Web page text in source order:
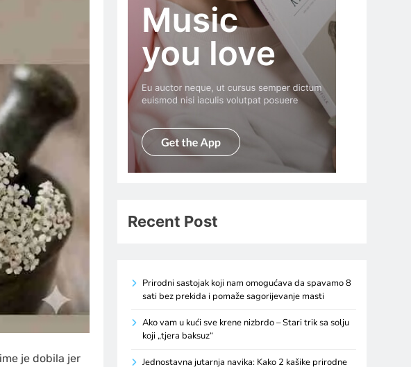
je dobila jer
Recent Post
Prirodni sastojak koji nam omogućava da spavamo 8
sati bez prekida i pomaže sagorijevanje masti
Ako vam u kući sve krene nizbrdo – Stari trik sa solju
koji „tjera baksuz“
Jednostavna jutarnja navika: Kako 2 kašike prirodne